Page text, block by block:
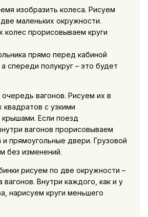
изобразить колеса. Рисуем
маленьких окружности.
колес прорисовываем круги
прямо перед кабиной
спереди полукруг – это будет
вагонов. Рисуем их в
с узкими
Если поезд
вагонов прорисовываем
и прямоугольные двери. Грузовой
без изменений.
рисуем по две окружности –
вагонов. Внутри каждого, как и у
нарисуем круги меньшего